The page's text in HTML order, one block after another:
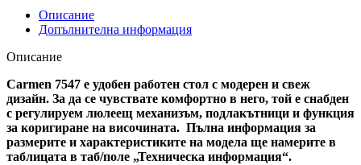
Описание
Допълнителна информация
Описание
Carmen 7547 е удобен работен стол с модерен и свеж
дизайн. За да се чувствате комфортно в него, той е снабден
с регулируем люлеещ механизъм, подлакътници и функция
за коригиране на височината. Пълна информация за
размерите и характеристиките на модела ще намерите в
таблицата в таб/поле „Техническа информация“.